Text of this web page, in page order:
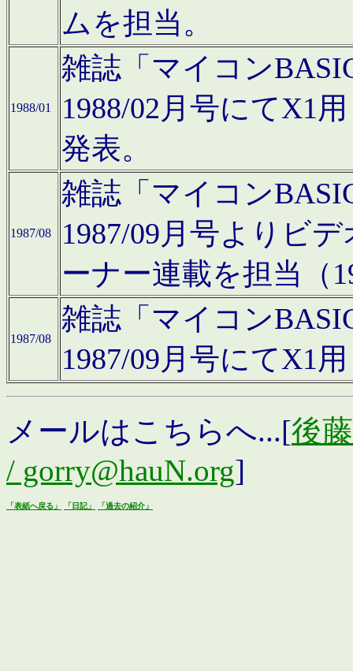
ムを担当。
1988/01
雑誌「マイコン
1988/02月号にてX1
発表。
1987/08
雑誌「マイコン
1987/09月号よりビ
ーナー連載を担当（
1987/08
雑誌「マイコン
1987/09月号にてX1
メールはこちらへ...[後
/ gorry@hauN.org]
「表紙へ戻る」 「日記」 「過去の紹介」